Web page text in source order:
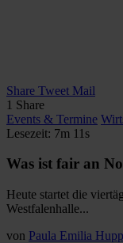
Share Tweet Mail
1 Share
Events & Termine
Lesezeit: 7m 11s
Was ist fair an
Heute startet die
Westfalenhalle...
von Paula Emilia